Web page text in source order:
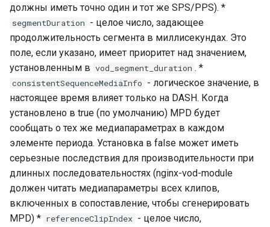
должны иметь точно один и тот же SPS/PPS). *
segmentDuration - целое число, задающее
продолжительность сегмента в миллисекундах. Это
поле, если указано, имеет приоритет над значением,
установленным в vod_segment_duration . *
consistentSequenceMediaInfo - логическое значение, в
настоящее время влияет только на DASH. Когда
установлено в true (по умолчанию) MPD будет
сообщать о тех же медиапараметрах в каждом
элементе периода. Установка в false может иметь
серьезные последствия для производительности при
длинных последовательностях (nginx-vod-module
должен читать медиапараметры всех клипов,
включенных в сопоставление, чтобы сгенерировать
MPD) * referenceClipIndex - целое число,